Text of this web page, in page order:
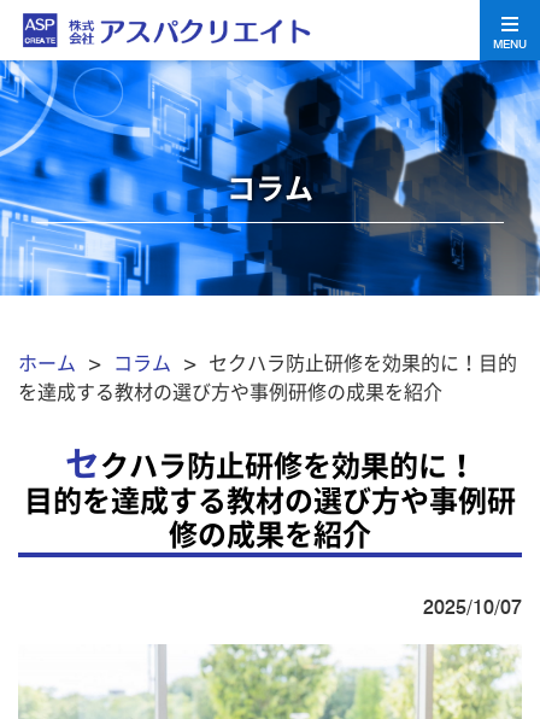
MENU
コラム
ホーム > コラム > セクハラ防止研修を効果的に！目的
を達成する教材の選び方や事例研修の成果を紹介
セクハラ防止研修を効果的に！
目的を達成する教材の選び方や事例研
修の成果を紹介
2025/10/07